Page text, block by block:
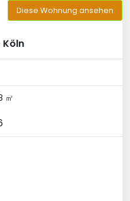
Diese Wohnung ansehen
㎡